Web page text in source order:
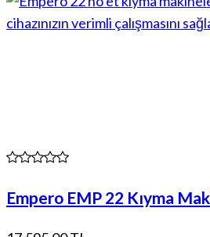
Empero EMP 22 Kıyma